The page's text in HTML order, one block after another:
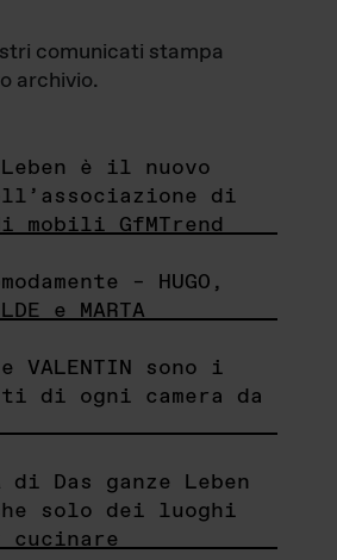
comunicati stampa
archivio.
Leben è il nuovo
di
mobili GfMTrend
– HUGO,
e MARTA
e VALENTIN sono i
di ogni camera da
di Das ganze Leben
solo dei luoghi
cucinare